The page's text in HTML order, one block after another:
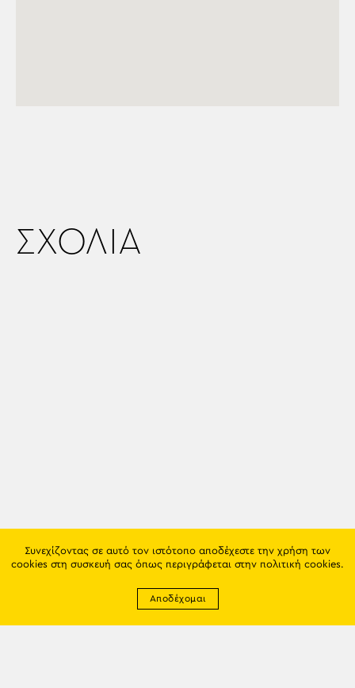
ΣΧΟΛΙΑ
Συνεχίζοντας σε αυτό τον ιστότοπο αποδέχεστε την χρήση των
cookies στη συσκευή σας όπως περιγράφεται στην πολιτική cookies.
Αποδέχομαι